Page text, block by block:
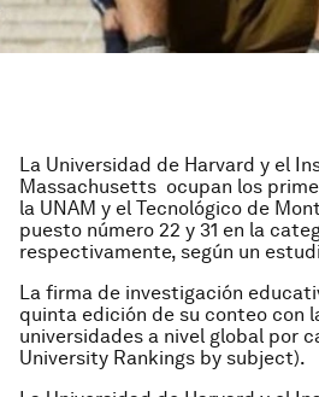
La Universidad de Harvard y el
Massachusetts ocupan los
la UNAM y el Tecnológico de
puesto número 22 y 31 en la
respectivamente, según un
La firma de investigación
quinta edición de su conteo con
universidades a nivel global por
University Rankings by subject).